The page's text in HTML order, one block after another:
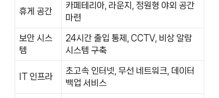
휴게 공간
카페테리아, 라운지, 정원형 야외 공간
마련
보안 시스
템
24시간 출입 통제, CCTV, 비상 알람
시스템 구축
IT 인프라
초고속 인터넷, 무선 네트워크, 데이터
백업 서비스